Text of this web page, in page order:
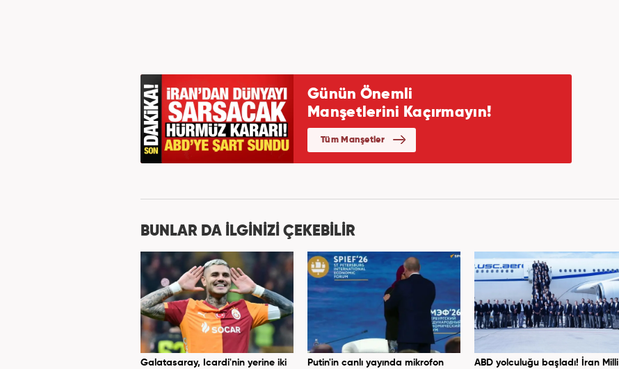
BUNLAR DA İLGİNİZİ ÇEKEBİLİR
Galatasaray, Icardi'nin yerine iki
Putin'in canlı yayında mikrofon
ABD yolculuğu başladı! İran Milli